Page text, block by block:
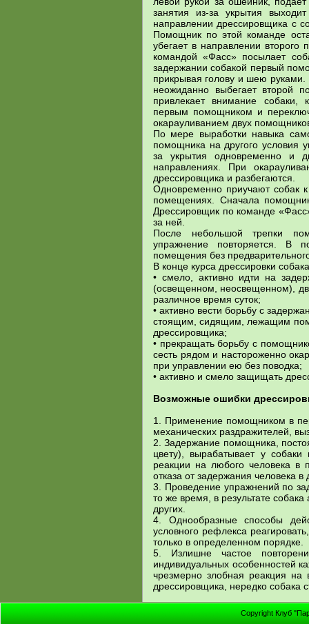
занятия из-за укрытия
направлении дрессировщика с
Помощник по этой команде
убегает в направлении
командой «Фасс» посылает
задержании собакой первый
прикрывая голову и шею
неожиданно выбегает второй
привлекает внимание собаки,
первым помощником и
окарауливанием двух
По мере выработки навыка
помощника на другого условия
за укрытия одновременно и
направлениях. При
дрессировщика и разбегаются.
Одновременно приучают собак
помещениях. Сначала
Дрессировщик по команде
за ней.
После небольшой трепки
упражнение повторяется. В
помещения без
В конце курса дрессировки
• смело, активно идти на
(освещенном, неосвещенном),
различное время суток;
• активно вести борьбу с
стоящим, сидящим, лежащим
дрессировщика;
• прекращать борьбу с
сесть рядом и настороженно
при управлении ею без поводка;
• активно и смело защищать
Возможные ошибки
1. Применение помощником в
механических раздражителей,
2. Задержание помощника,
цвету), вырабатывает у
реакции на любого человека в
отказа от задержания человека в
3. Проведение упражнений по
то же время, в результате
других.
4. Однообразные способы
условного рефлекса
только в определенном порядке.
5. Излишне частое
индивидуальных особенностей
чрезмерно злобная реакция
дрессировщика, нередко собака
Copyright Клуб